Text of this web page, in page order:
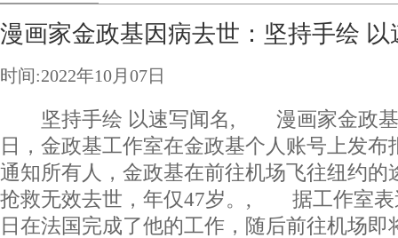
漫画家金政基因病去世：坚持手绘 以
时间:2022年10月07日
坚持手绘 以速写闻名, 漫画家金政
日，金政基工作室在金政基个人账号上发布
通知所有人，金政基在前往机场飞往纽约的
抢救无效去世，年仅47岁。, 据工作室表
日在法国完成了他的工作，随后前往机场即